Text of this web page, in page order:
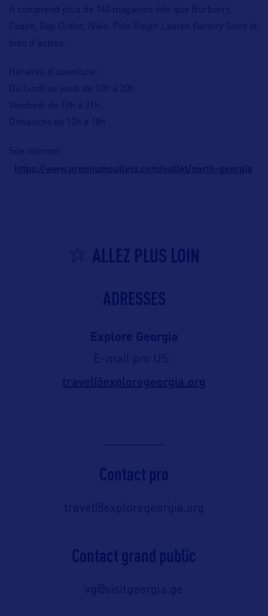
Il comprend plus de 140 magasins tels que Burberry,
Coach, Gap Outlet, Nike, Polo Ralph Lauren Factory Store et
bien d’autres.
Horaires d’ouverture :
Du lundi au jeudi de 10h à 20h
Vendredi de 10h à 21h
Dimanche de 12h à 18h
Site internet
: https://www.premiumoutlets.com/outlet/north-georgia
ALLEZ PLUS LOIN
ADRESSES
Explore Georgia
E-mail pro US :
travel@exploregeorgia.org
Contact pro
travel@exploregeorgia.org
Contact grand public
vg@visitgeorgia.ge